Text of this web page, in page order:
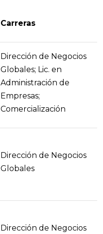
Carreras
Dirección de Negocios
Globales; Lic. en
Administración de
Empresas;
Comercialización
Dirección de Negocios
Globales
Dirección de Negocios